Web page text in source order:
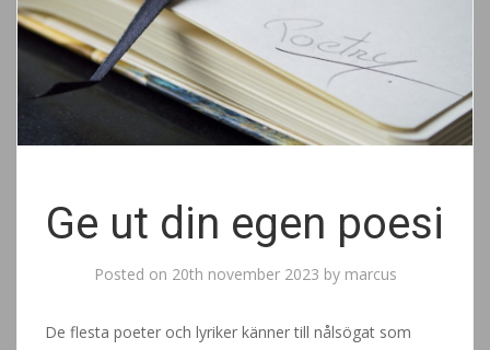
Ge ut din egen poesi
Posted on 20th november 2023 by marcus
De flesta poeter och lyriker känner till nålsögat som